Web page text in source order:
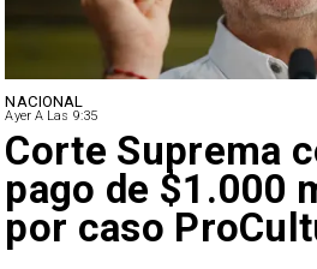
NACIONAL
Ayer A Las 9:35
Corte Suprema
pago de $1.000
por caso